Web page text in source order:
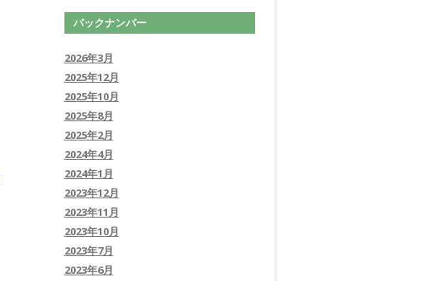
バックナンバー
2026年3月
2025年12月
2025年10月
2025年8月
2025年2月
2024年4月
2024年1月
2023年12月
2023年11月
2023年10月
2023年7月
2023年6月